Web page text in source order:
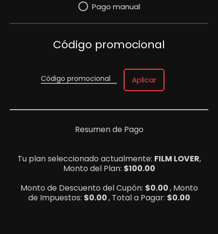
Pago manual
Código promocional
Código promocional Aplicar
Resumen de Pago
Tu plan seleccionado actualmente: FILM LOVER,
Monto del Plan: $100.00
Monto de Descuento del Cupón: $0.00, Monto
de Impuestos: $0.00, Total a Pagar: $0.00